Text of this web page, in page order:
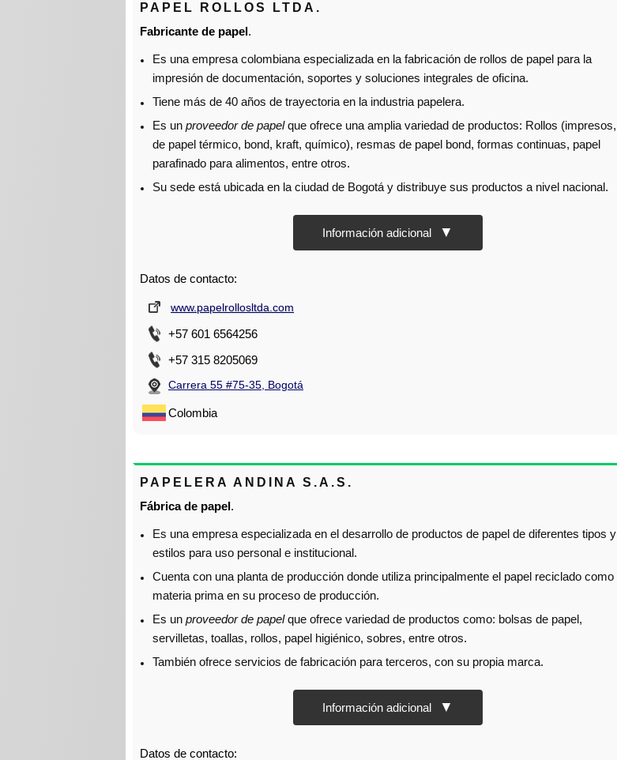
PAPEL ROLLOS LTDA.
Fabricante de papel.
Es una empresa colombiana especializada en la fabricación de rollos de papel para la
impresión de documentación, soportes y soluciones integrales de oficina.
Tiene más de 40 años de trayectoria en la industria papelera.
Es un proveedor de papelque ofrece una amplia variedad de productos: Rollos (impresos,
de papel térmico, bond, kraft, químico), resmas de papel bond, formas continuas, papel
parafinado para alimentos, entre otros.
Su sede está ubicada en la ciudad de Bogotá y distribuye sus productos a nivel nacional.
Datos de contacto:
www.papelrollosltda.com
+57 601 6564256
+57 315 8205069
Carrera 55 #75-35, Bogotá
Colombia
PAPELERA ANDINA S.A.S.
Fábrica de papel.
Es una empresa especializada en el desarrollo de productos de papel de diferentes tipos y
estilos para uso personal e institucional.
Cuenta con una planta de producción donde utiliza principalmente el papel reciclado como
materia prima en su proceso de producción.
Es un proveedor de papelque ofrece variedad de productos como: bolsas de papel,
servilletas, toallas, rollos, papel higiénico, sobres, entre otros.
También ofrece servicios de fabricación para terceros, con su propia marca.
Datos de contacto: